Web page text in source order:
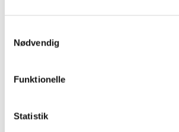
Nødvendig
Funktionelle
Statistik
...
...